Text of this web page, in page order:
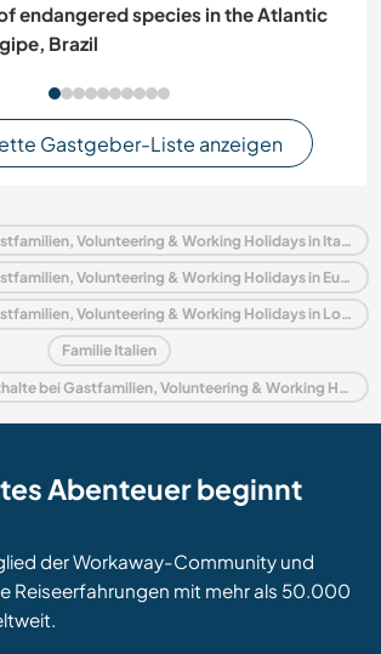
endangered species in the Atlantic
Brazil
Gastgeber-Liste anzeigen
Aufenthalte bei Gastfamilien, Volunteering & Working Holidays in Italien
Aufenthalte bei Gastfamilien, Volunteering & Working Holidays in Europa
Aufenthalte bei Gastfamilien, Volunteering & Working Holidays in Lombardei
Familie Italien
Last minute Aufenthalte bei Gastfamilien, Volunteering & Working Holidays in Italien
Abenteuer beginnt
der Workaway-Community und
Reiseerfahrungen mit mehr als 50.000